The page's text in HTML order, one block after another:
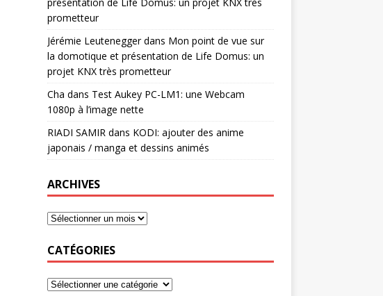
prometteur
Jérémie Leuteneggerdans Mon point de vue sur
la domotique et présentation de Life Domus: un
projet KNX très prometteur
Cha dans Test Aukey PC-LM1: une Webcam
1080p à l’image nette
RIADI SAMIRdans KODI: ajouter des anime
japonais / manga et dessins animés
ARCHIVES
CATÉGORIES